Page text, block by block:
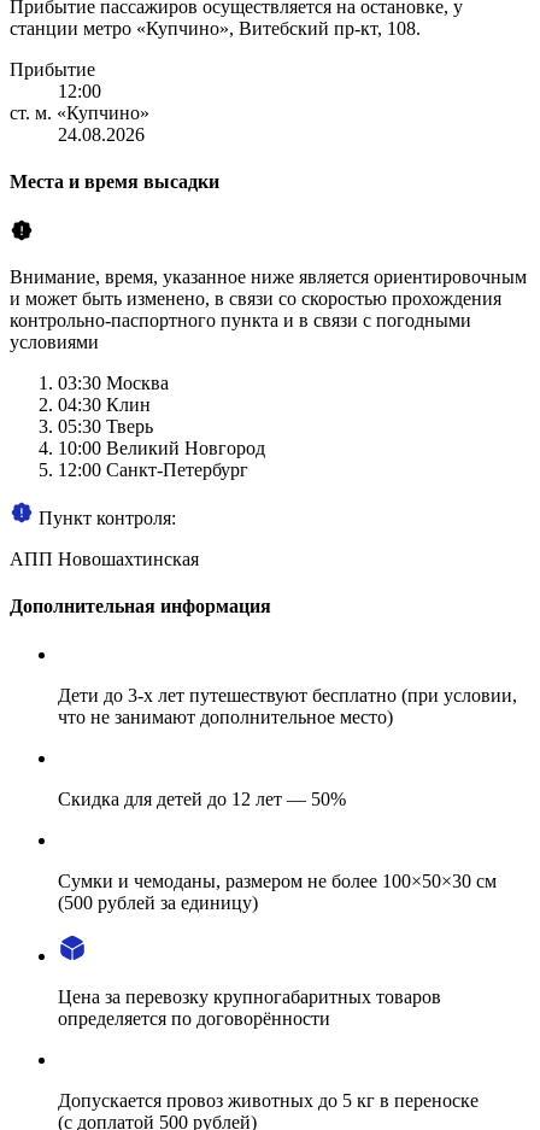
Прибытие пассажиров осуществляется на остановке, у
станции метро «Купчино», Витебский пр-кт, 108.
Прибытие
12:00
ст. м. «Купчино»
24.08.2026
Места и время высадки
Внимание, время, указанное ниже является ориентировочным
и может быть изменено, в связи со скоростью прохождения
контрольно-паспортного пункта и в связи с погодными
условиями
03:30 Москва
04:30 Клин
05:30 Тверь
10:00 Великий Новгород
12:00 Санкт-Петербург
Пункт контроля:
АПП Новошахтинская
Дополнительная информация
Дети до 3-х лет путешествуют бесплатно (при условии,
что не занимают дополнительное место)
Скидка для детей до 12 лет — 50%
Сумки и чемоданы, размером не более 100×50×30 см
(500 рублей за единицу)
Цена за перевозку крупногабаритных товаров
определяется по договорённости
Допускается провоз животных до 5 кг в переноске
(с доплатой 500 рублей)